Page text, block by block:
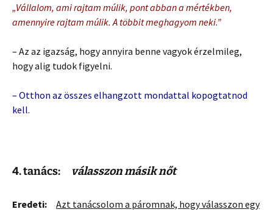
„Vállalom, ami rajtam múlik, pont abban a mértékben,
amennyire rajtam múlik. A többit meghagyom neki.”
– Az az igazság, hogy annyira benne vagyok érzelmileg,
hogy alig tudok figyelni.
– Otthon az összes elhangzott mondattal kopogtatnod
kell.
4. tanács: válasszon másik nőt
Eredeti:
Azt tanácsolom a páromnak, hogy válasszon egy